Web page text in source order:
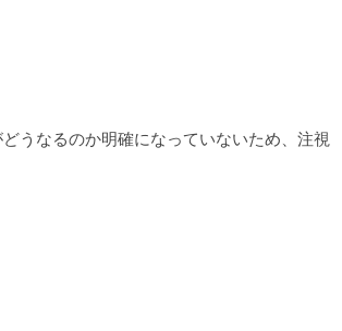
うなるのか明確になっていないため、注視